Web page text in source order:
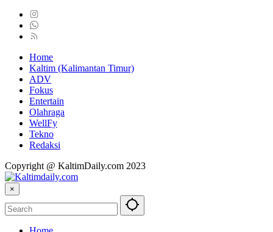
Home
Kaltim (Kalimantan Timur)
ADV
Fokus
Entertain
Olahraga
WellFy
Tekno
Redaksi
Copyright @ KaltimDaily.com 2023
×